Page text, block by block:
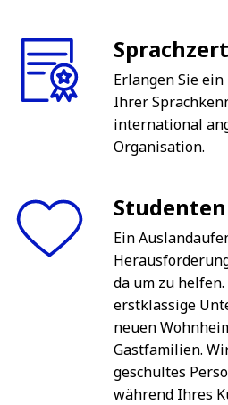
Erlangen Sie
Ihrer
international
Organisation.
Ein
da um zu
erstklassige
neuen
Gastfamilien.
geschultes
während Ihres